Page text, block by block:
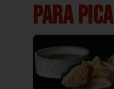
PARA